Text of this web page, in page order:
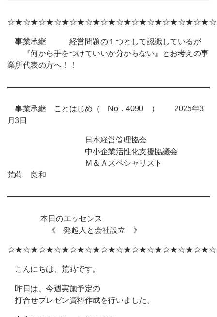
事業承継 経営問題の１つとして認識しているが
『何から手をつけていいか分からない』とお考えの事
業所代表の方へ！！
事業承継 ことはじめ（ No．4090 ） 2025年3
月3日
日本経営管理協会
中小企業活性化支援協議会
Ｍ＆Ａスペシャリスト
荒蒔 良和
本日のエッセンス
《 発起人と会社設立 》
こんにちは、荒蒔です。
昨日は、今週実施予定の
打合せプレゼン資料作成を行いました。